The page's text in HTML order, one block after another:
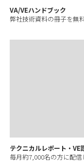
VA/VEハンドブック
弊社技術資料の冊子を無
テクニカルレポート・VE
毎月約7,000名の方に配